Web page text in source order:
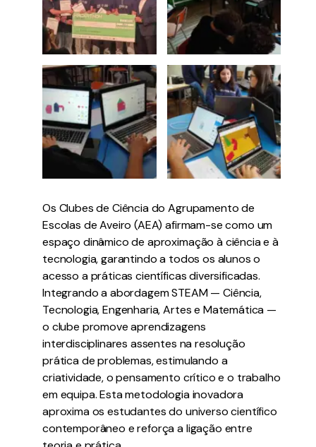
Os Clubes de Ciência do Agrupamento de
Escolas de Aveiro (AEA) afirmam-se como um
espaço dinâmico de aproximação à ciência e à
tecnologia, garantindo a todos os alunos o
acesso a práticas científicas diversificadas.
Integrando a abordagem STEAM — Ciência,
Tecnologia, Engenharia, Artes e Matemática —
o clube promove aprendizagens
interdisciplinares assentes na resolução
prática de problemas, estimulando a
criatividade, o pensamento crítico e o trabalho
em equipa. Esta metodologia inovadora
aproxima os estudantes do universo científico
contemporâneo e reforça a ligação entre